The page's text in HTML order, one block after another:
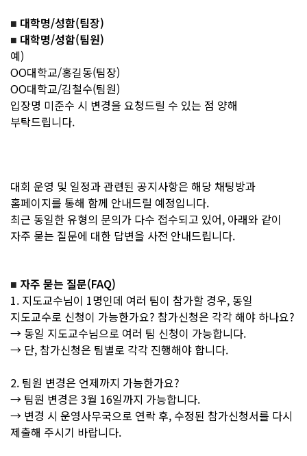
■ 대학명/성함(팀장)
■ 대학명/성함(팀원)
예)
OO대학교/홍길동(팀장)
OO대학교/김철수(팀원)
입장명 미준수 시 변경을 요청드릴 수 있는 점 양해
부탁드립니다.
대회 운영 및 일정과 관련된 공지사항은 해당 채팅방과
홈페이지를 통해 함께 안내드릴 예정입니다.
최근 동일한 유형의 문의가 다수 접수되고 있어, 아래와 같이
자주 묻는 질문에 대한 답변을 사전 안내드립니다.
■ 자주 묻는 질문(FAQ)
1. 지도교수님이 1명인데 여러 팀이 참가할 경우, 동일
지도교수로 신청이 가능한가요? 참가신청은 각각 해야 하나요?
→ 동일 지도교수님으로 여러 팀 신청이 가능합니다.
→ 단, 참가신청은 팀별로 각각 진행해야 합니다.
2. 팀원 변경은 언제까지 가능한가요?
→ 팀원 변경은 3월 16일까지 가능합니다.
→ 변경 시 운영사무국으로 연락 후, 수정된 참가신청서를 다시
제출해 주시기 바랍니다.